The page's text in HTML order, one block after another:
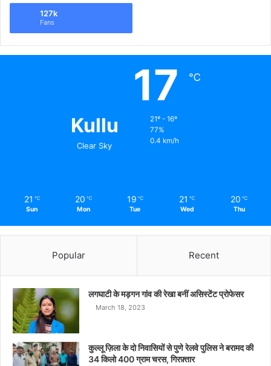
127k
Fans
Kullu
Clear Sky
17 ℃
21º - 16º
77%
0.4 km/h
21 ℃
Sun
20 ℃
Mon
19 ℃
Tue
21 ℃
Wed
20 ℃
Thu
Popular Recent
लगघाटी के मड़गन गांव की रेखा बनीं असिस्टेंट प्रोफेसर
March 18, 2023
कुल्लू ज़िला के दो निवासियों से पुणे रेलवे पुलिस ने बरामद की
34 किलो 400 ग्राम चरस, गिरफ़्तार